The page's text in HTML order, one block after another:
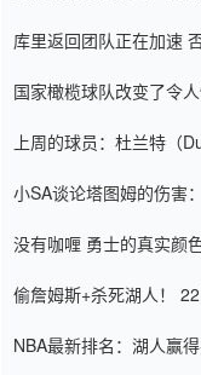
库里返回团队正在加速
国家橄榄球队改变了令
上周的球员：杜兰特（
小SA谈论塔图姆的伤害
没有咖喱 勇士的真实颜
偷詹姆斯+杀死湖人！
NBA最新排名：湖人赢